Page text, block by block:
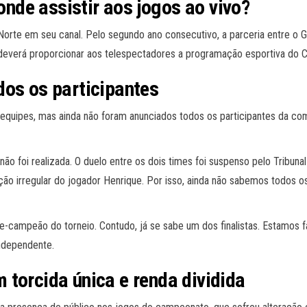
assistir aos jogos ao vivo?
em seu canal. Pelo segundo ano consecutivo, a parceria entre o
proporcionar aos telespectadores a programação esportiva do
os participantes
mas ainda não foram anunciados todos os participantes da
foi realizada. O duelo entre os dois times foi suspenso pelo
irregular do jogador Henrique. Por isso, ainda não sabemos todos
do torneio. Contudo, já se sabe um dos finalistas.
torcida única e renda dividida